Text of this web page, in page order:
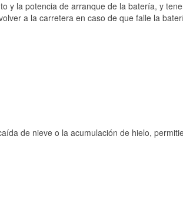
y la potencia de arranque de la batería, y
a la carretera en caso de que falle la
de nieve o la acumulación de hielo,